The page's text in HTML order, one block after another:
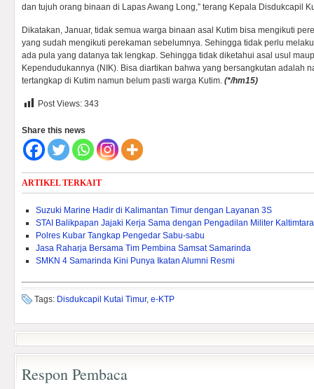
dan tujuh orang binaan di Lapas Awang Long,” terang Kepala Disdukcapil
Dikatakan, Januar, tidak semua warga binaan asal Kutim bisa mengikuti
yang sudah mengikuti perekaman sebelumnya. Sehingga tidak perlu
ada pula yang datanya tak lengkap. Sehingga tidak diketahui asal usul
Kependudukannya (NIK). Bisa diartikan bahwa yang bersangkutan adalah
tertangkap di Kutim namun belum pasti warga Kutim. (*/hm15)
Post Views: 343
Share this news
ARTIKEL TERKAIT
Suzuki Marine Hadir di Kalimantan Timur dengan Layanan 3S
STAI Balikpapan Jajaki Kerja Sama dengan Pengadilan Militer Kaltimtara
Polres Kubar Tangkap Pengedar Sabu-sabu
Jasa Raharja Bersama Tim Pembina Samsat Samarinda
SMKN 4 Samarinda Kini Punya Ikatan Alumni Resmi
Tags: Disdukcapil Kutai Timur, e-KTP
Respon Pembaca